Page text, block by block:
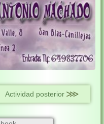
Actividad posterior ⋙